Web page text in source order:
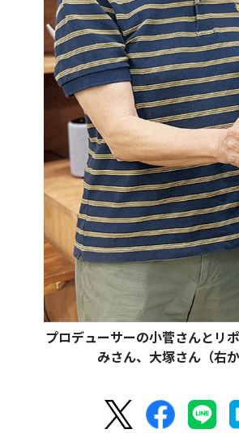
プロデューサーの小菅さんとリ
みさん、大塚さん（右か